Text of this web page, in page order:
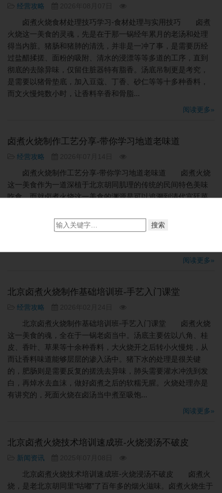
经营攻略
卤煮火烧食材处理技巧学习-食材处理与实用技巧 卤煮
火烧这一美食的灵魂，先是在于那一锅经年累月的老汤和处理
得当内脏。猪肠和猪肺的清洗，并非是一冲了事，是需要历经
过盐醋揉搓、面粉的吸附、清水的浸漂等等多道的工序，直到
彻底的去除异味，仅留住脏器特有脂香。汤底吊制更是考究，
是需要以猪骨垫底，加入豆蔻、丁香、砂仁等等十多种香料，
而文火慢炖数小时，让香料辛香和骨脂...
阅读更多»
卤煮火烧制作工艺分享-带你学习地道老味道
经营攻略
卤煮火烧制作工艺分享-带你学习地道老味道 卤煮火烧
这一美食作为一道深植于北京胡同肌理的传统的民间特色美味
吃食，而就卤煮火烧这一美食的渊源是可以追溯到清代宫廷菜
郁香气而占据了巷口街边的一隅之地，同时也成为了承载着老
北京饮食记忆当中的一个重要的符号。从御膳珍馐再到平民的
阅读更多»
北京卤煮火烧制作基础培训班-手艺入门课堂
经营攻略
北京卤煮火烧制作基础培训班-手艺入门课堂 卤煮火烧
这一美食的魂，全在于一锅老卤当中。汤底主要佐以八角、桂
皮、香叶、草果等十余种香料，大火烧开之后转小火慢炖，从
而让香料味道能够层层的渗入汤中。猪下水的处理是很关键
的，肥肠则是需要反复的搓洗去异味，肺头需要灌水冲洗到发
白，再焯水去血沫，做好卤煮之后的软糯无腥。火烧处理亦是
有讲究的，死面火烧在卤汤当中煮至吸饱...
阅读更多»
北京卤煮火烧技术培训速成班-火烧浸汤不破皮
新闻资讯
北京卤煮火烧技术培训速成班-火烧浸汤不破皮 卤煮火
烧，是老北京胡同里“咕嘟”了百年多的烟火滋味。卤煮火烧生于